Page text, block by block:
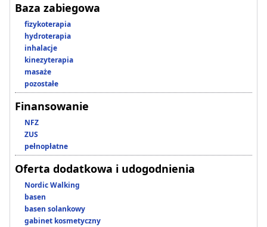
Baza zabiegowa
fizykoterapia
hydroterapia
inhalacje
kinezyterapia
masaże
pozostałe
Finansowanie
NFZ
ZUS
pełnopłatne
Oferta dodatkowa i udogodnienia
Nordic Walking
basen
basen solankowy
gabinet kosmetyczny